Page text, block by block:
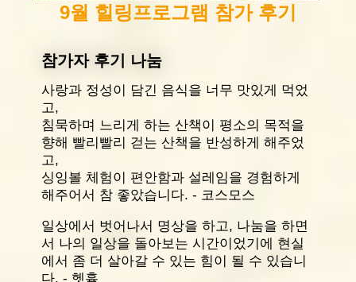
9월 힐링프로그램 참가 후기
참가자 후기 나눔
사랑과 정성이 담긴 음식을 너무 맛있게 먹었
고,
침묵하며 느리게 하는 산책이 평소의 목적을
향해 빨리빨리 걷는 산책을 반성하게 해주었
고,
싱잉볼 체험이 편안함과 설레임을 경험하게
해주어서 참 좋았습니다. - 코스모스
일상에서 벗어나서 명상을 하고, 나눔을 하면
서 나의 일상을 돌아보는 시간이었기에 현실
에서 좀 더 살아갈 수 있는 힘이 될 수 있습니
다. - 헷흄